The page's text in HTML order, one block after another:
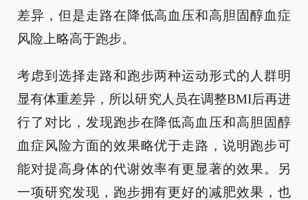
差异，但是走路在降低高血压和高胆固醇血症
风险上略高于跑步。
考虑到选择走路和跑步两种运动形式的人群明
显有体重差异，所以研究人员在调整BMI后再进
行了对比，发现跑步在降低高血压和高胆固醇
血症风险方面的效果略优于走路，说明跑步可
能对提高身体的代谢效率有更显著的效果。另
一项研究发现，跑步拥有更好的减肥效果，也